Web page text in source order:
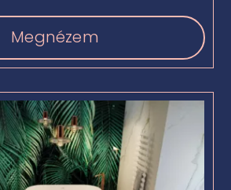
Megnézem